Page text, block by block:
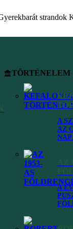
TÖRTÉNELEM
A
AZ
A